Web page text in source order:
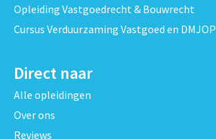
Opleiding Vastgoedrecht & Bouwrecht
Cursus Verduurzaming Vastgoed en DMJOP
Direct naar
Alle opleidingen
Over ons
Reviews